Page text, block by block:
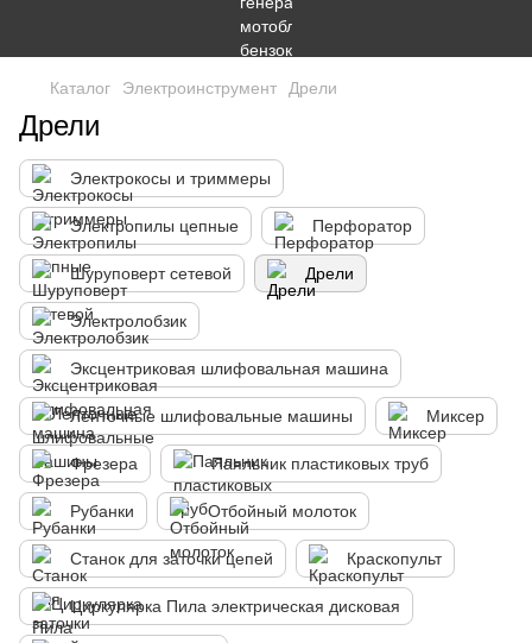
Каталог Электроинструмент Дрели
Дрели
Электрокосы и триммеры
Электропилы цепные Перфоратор
Шуруповерт сетевой Дрели
Электролобзик
Эксцентриковая шлифовальная машина
Ленточные шлифовальные машины Миксер
Фрезера Паяльник пластиковых труб
Рубанки Отбойный молоток
Станок для заточки цепей Краскопульт
Циркулярка Пила электрическая дисковая